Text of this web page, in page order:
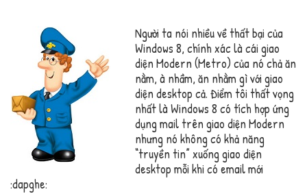
Người ta nói nhiều về thất bại của
Windows 8, chính xác là cái giao
diện Modern (Metro) của nó chả ăn
nằm, à nhầm, ăn nhằm gì với giao
diện desktop cả. Điểm tôi thất vọng
nhất là Windows 8 có tích hợp ứng
dụng mail trên giao diện Modern
nhưng nó không có khả năng
“truyền tin” xuống giao diện
desktop mỗi khi có email mới
:dapghe: